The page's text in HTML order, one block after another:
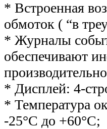
* Встроенная
обмоток ( “в
* Журналы
обеспечивают
* Дисплей: 4-
* Температура
-25°С до +60°С;